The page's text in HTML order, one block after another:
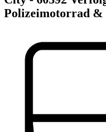
Polizeimotorrad &